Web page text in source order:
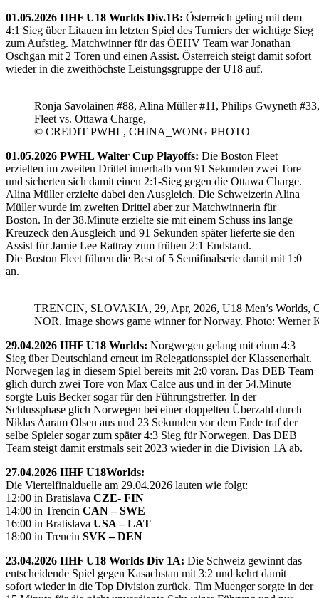
01.05.2026 IIHF U18 Worlds Div.1B: Österreich geling mit dem
4:1 Sieg über Litauen im letzten Spiel des Turniers der wichtige Sieg
zum Aufstieg. Matchwinner für das ÖEHV Team war Jonathan
Oschgan mit 2 Toren und einen Assist. Österreich steigt damit sofort
wieder in die zweithöchste Leistungsgruppe der U18 auf.
Ronja Savolainen #88, Alina Müller #11, Philips Gwyneth
Fleet vs. Ottawa Charge,
© CREDIT PWHL, CHINA_WONG PHOTO
01.05.2026 PWHL Walter Cup Playoffs: Die Boston Fleet
erzielten im zweiten Drittel innerhalb von 91 Sekunden zwei Tore
und sicherten sich damit einen 2:1-Sieg gegen die Ottawa Charge.
Alina Müller erzielte dabei den Ausgleich. Die Schweizerin Alina
Müller wurde im zweiten Drittel aber zur Matchwinnerin für
Boston. In der 38.Minute erzielte sie mit einem Schuss ins lange
Kreuzeck den Ausgleich und 91 Sekunden später lieferte sie den
Assist für Jamie Lee Rattray zum frühen 2:1 Endstand.
Die Boston Fleet führen die Best of 5 Semifinalserie damit mit 1:0
an.
TRENCIN, SLOVAKIA, 29, Apr, 2026, U18 Men’s Worlds,
NOR. Image shows game winner for Norway. Photo: Werner
29.04.2026 IIHF U18 Worlds: Norgwegen gelang mit einm 4:3
Sieg über Deutschland erneut im Relegationsspiel der Klassenerhalt.
Norwegen lag in diesem Spiel bereits mit 2:0 voran. Das DEB Team
glich durch zwei Tore von Max Calce aus und in der 54.Minute
sorgte Luis Becker sogar für den Führungstreffer. In der
Schlussphase glich Norwegen bei einer doppelten Überzahl durch
Niklas Aaram Olsen aus und 23 Sekunden vor dem Ende traf der
selbe Spieler sogar zum später 4:3 Sieg für Norwegen. Das DEB
Team steigt damit erstmals seit 2023 wieder in die Division 1A ab.
27.04.2026 IIHF U18Worlds:
Die Viertelfinalduelle am 29.04.2026 lauten wie folgt:
12:00 in Bratislava CZE- FIN
14:00 in Trencin CAN – SWE
16:00 in Bratislava USA – LAT
18:00 in Trencin SVK – DEN
23.04.2026 IIHF U18 Worlds Div 1A: Die Schweiz gewinnt das
entscheidende Spiel gegen Kasachstan mit 3:2 und kehrt damit
sofort wieder in die Top Division zurück. Tim Muenger sorgte in der